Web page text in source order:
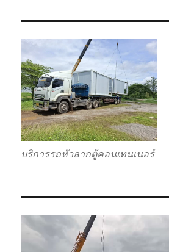
บริการรถหัวลากตู้คอนเทนเนอร์